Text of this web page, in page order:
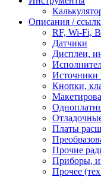
Описания /
RF, Wi-Fi,
Датчики
Дисплеи,
Источники
Кнопки,
Платы
Прочие
Приборы,
Прочее